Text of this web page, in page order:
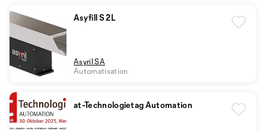
Asyfill S 2L
Asyril SA
Automatisation
at-Technologietag Automation